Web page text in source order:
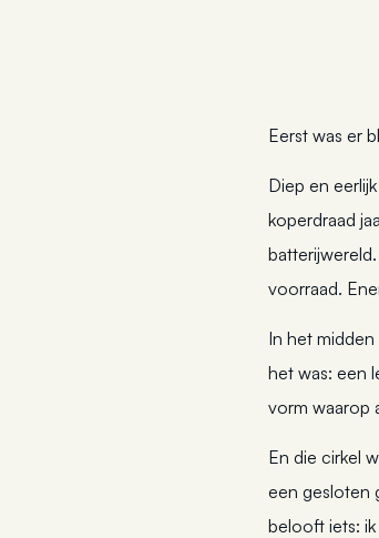
Eerst was er
Diep en
koperdraad
voorraad.
In het
het was: een
vorm waarop
En die cirkel
een gesloten
belooft iets: ik